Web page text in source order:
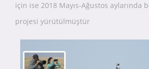
için ise 2018 Mayıs-Ağustos aylarında
projesi yürütülmüştür